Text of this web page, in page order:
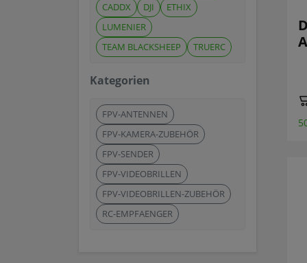
CADDX
DJI
ETHIX
LUMENIER
TEAM BLACKSHEEP
TRUERC
Kategorien
FPV-ANTENNEN
FPV-KAMERA-ZUBEHÖR
FPV-SENDER
FPV-VIDEOBRILLEN
FPV-VIDEOBRILLEN-ZUBEHÖR
RC-EMPFAENGER